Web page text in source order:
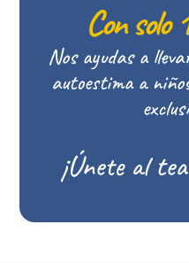
Con solo
Nos ayudas a
autoestima a
¡Únete al